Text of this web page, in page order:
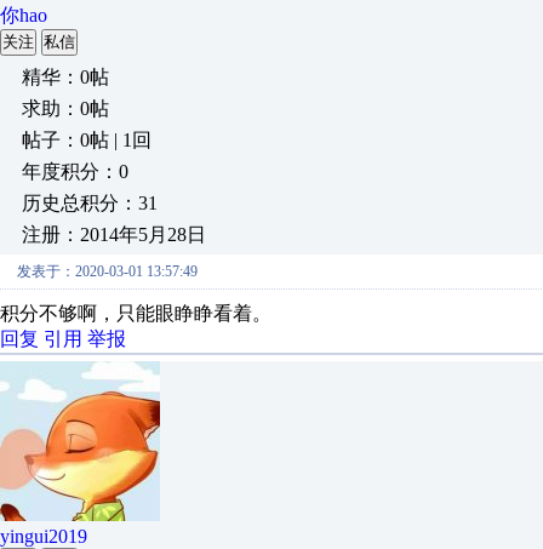
你hao
关注 私信
精华：0帖
求助：0帖
帖子：0帖 | 1回
年度积分：0
历史总积分：31
注册：2014年5月28日
发表于：2020-03-01 13:57:49
积分不够啊，只能眼睁睁看着。
回复 引用 举报
yingui2019